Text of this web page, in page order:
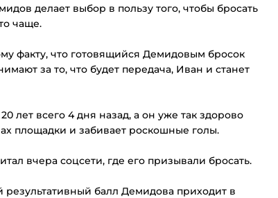
делает выбор в пользу того, чтобы бросать
чаще.
факту, что готовящийся Демидовым бросок
за то, что будет передача, Иван и станет
лет всего 4 дня назад, а он уже так здорово
площадки и забивает роскошные голы.
вчера соцсети, где его призывали бросать.
результативный балл Демидова приходит в